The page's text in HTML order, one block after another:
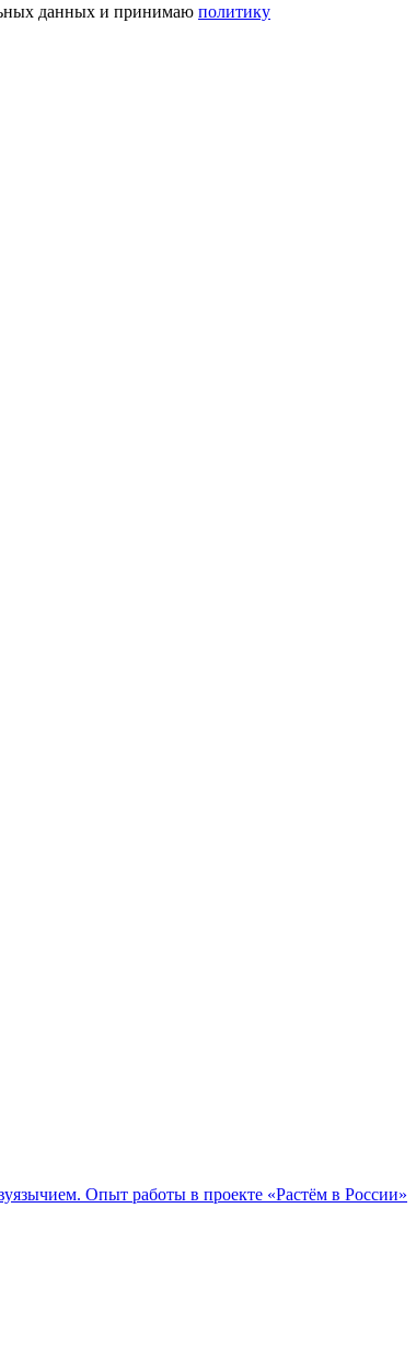
данных и принимаю политику
Опыт работы в проекте «Растём в России»